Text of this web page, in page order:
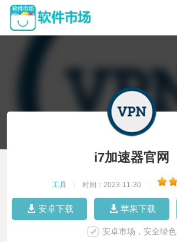
i7加速器官网
工具 时间：2023-11-30
安卓下载 苹果下载
安卓市场，安全绿色